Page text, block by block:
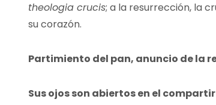
theologia crucis; a la resurrección, la
su corazón.
Partimiento del pan, anuncio de la
Sus ojos son abiertos en el